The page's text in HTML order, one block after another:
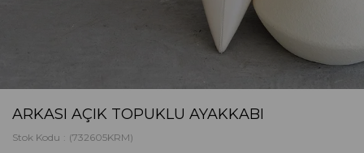
ARKASI AÇIK TOPUKLU AYAKKABI
Stok Kodu (732605KRM)